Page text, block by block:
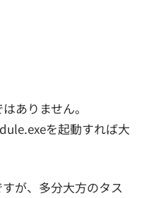
ありません。
を起動すれば大
が、多分大方のタス